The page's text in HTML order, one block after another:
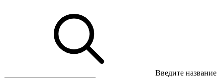
Введите название